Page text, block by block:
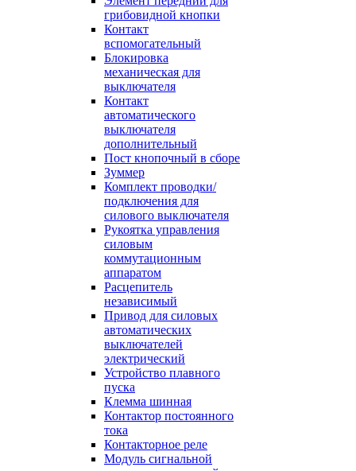
грибовидной кнопки
Контакт
вспомогательный
Блокировка
механическая для
выключателя
Контакт
автоматического
выключателя
дополнительный
Пост кнопочный в сборе
Зуммер
Комплект проводки/
подключения для
силового выключателя
Рукоятка управления
силовым
коммутационным
аппаратом
Расцепитель
независимый
Привод для силовых
автоматических
выключателей
электрический
Устройство плавного
пуска
Клемма шинная
Контактор постоянного
тока
Контакторное реле
Модуль сигнальной